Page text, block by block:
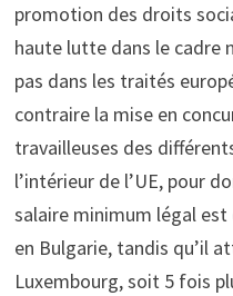
promotion des droits
haute lutte dans le cadre
pas dans les traités
contraire la mise en
travailleuses des
l’intérieur de l’UE, pour
salaire minimum légal
en Bulgarie, tandis qu’il
Luxembourg, soit 5 fois